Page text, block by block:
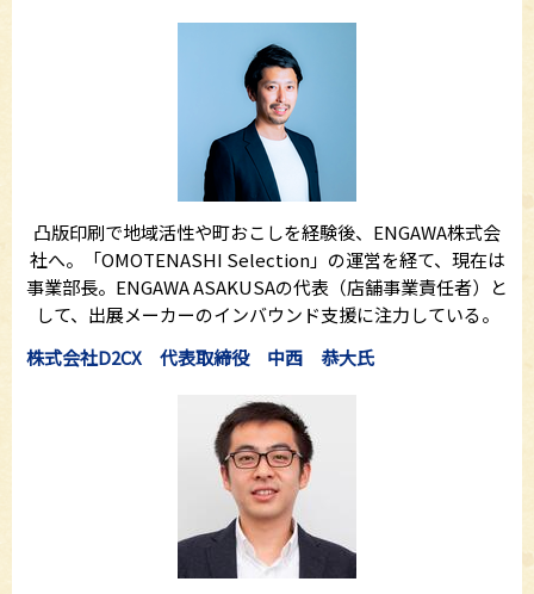
凸版印刷で地域活性や町おこしを経験後、ENGAWA株式会
社へ。「OMOTENASHI Selection」の運営を経て、現在は
事業部長。ENGAWA ASAKUSAの代表（店舗事業責任者）と
して、出展メーカーのインバウンド支援に注力している。
株式会社D2CX 代表取締役 中西 恭大氏